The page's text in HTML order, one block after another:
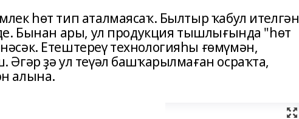
һөт тип аталмаясаҡ. Былтыр ҡабул ителгән
Бынан ары, ул продукция тышлығында "һөт
Етештереү технологияһы ғөмүмән,
Әгәр ҙә ул теүәл башҡарылмаған осраҡта,
алына.